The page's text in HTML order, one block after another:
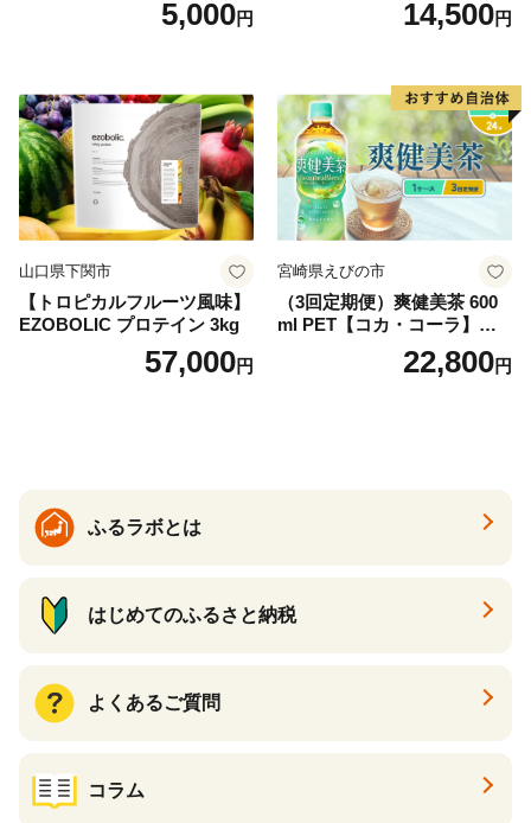
袋)ゆうパケットでお届け！
5,000円
水 ミネラルウォーター 水 ペ
産 シリカ ミネラル 美容 備蓄
防災 長期保存 富士山 山梨県
忍野村
14,500円
山口県下関市
【トロピカルフルーツ風味】
EZOBOLIC プロテイン 3kg
57,000円
宮崎県えびの市
（3回定期便）爽健美茶 600
ml PET【コカ・コーラ】ペ
ットボトル 1ケース(24本) 定
期便 3回(72本) セット お茶
22,800円
ふるラボとは
はじめてのふるさと納税
よくあるご質問
コラム